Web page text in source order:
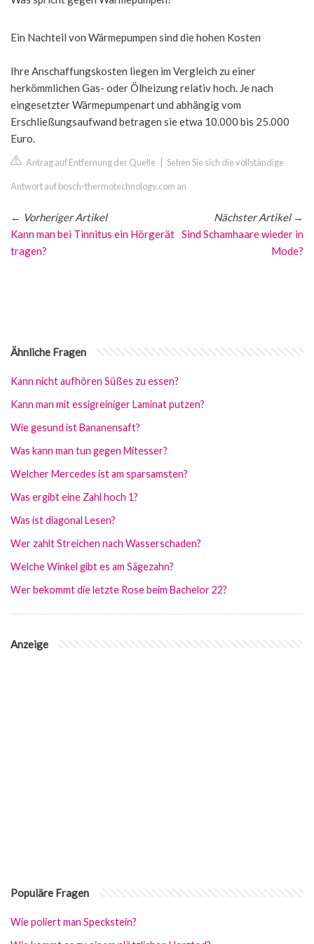
Ein Nachteil von Wärmepumpen sind die hohen Kosten
Ihre Anschaffungskosten liegen im Vergleich zu einer
herkömmlichen Gas- oder Ölheizung relativ hoch. Je nach
eingesetzter Wärmepumpenart und abhängig vom
Erschließungsaufwand betragen sie etwa 10.000 bis 25.000
Euro.
Antrag auf Entfernung der Quelle Sehen Sie sich die vollständige
Antwort auf bosch-thermotechnology.com an
← Vorheriger Artikel
Kann man bei Tinnitus ein Hörgerät
tragen?
Nächster Artikel→
Sind Schamhaare wieder in
Mode?
Ähnliche Fragen
Kann nicht aufhören Süßes zu essen?
Kann man mit essigreiniger Laminat putzen?
Wie gesund ist Bananensaft?
Was kann man tun gegen Mitesser?
Welcher Mercedes ist am sparsamsten?
Was ergibt eine Zahl hoch 1?
Was ist diagonal Lesen?
Wer zahlt Streichen nach Wasserschaden?
Welche Winkel gibt es am Sägezahn?
Wer bekommt die letzte Rose beim Bachelor 22?
Anzeige
Populäre Fragen
Wie poliert man Speckstein?